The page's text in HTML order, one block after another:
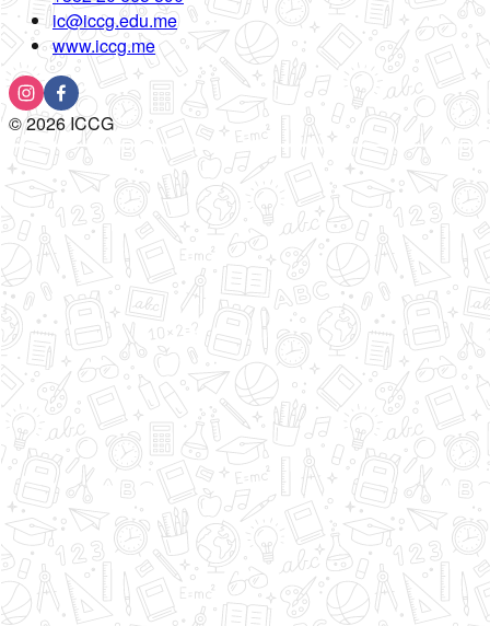
ic@iccg.edu.me
www.iccg.me
©2026ICCG